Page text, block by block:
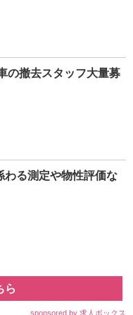
の撤去スタッフ大量募
わる測定や物性評価な
ら
sponsored by 求人ボックス